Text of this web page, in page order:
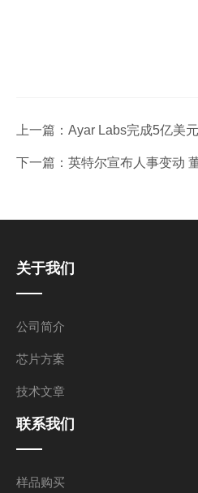
上一篇： Ayar Labs完成5亿美
下一篇： 英特尔宣布人事变动
关于我们
公司简介
芯片方案
技术文章
联系我们
样品购买